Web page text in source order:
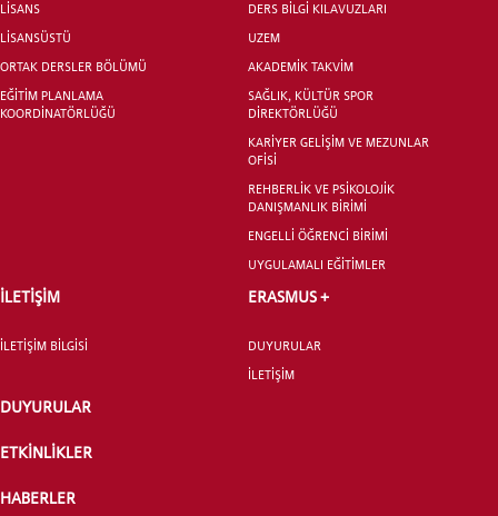
ÖNLİSANS ve
LİSANS ADAY ÖĞRENCİ
LİSANS
LİSANSÜSTÜ
ORTAK DERSLER BÖLÜMÜ
EĞİTİM PLANLAMA
KOORDİNATÖRLÜĞÜ
DERS BİLGİ KILAVUZLARI
UZEM
AKADEMİK TAKVİM
SAĞLIK, KÜLTÜR SPOR
DİREKTÖRLÜĞÜ
KARİYER GELİŞİM VE MEZUNLAR
OFİSİ
REHBERLİK VE PSİKOLOJİK
DANIŞMANLIK BİRİMİ
ENGELLİ ÖĞRENCİ BİRİMİ
UYGULAMALI EĞİTİMLER
İLETİŞİM
İLETİŞİM BİLGİSİ
ERASMUS +
DUYURULAR
İLETİŞİM
DUYURULAR
ETKİNLİKLER
HABERLER